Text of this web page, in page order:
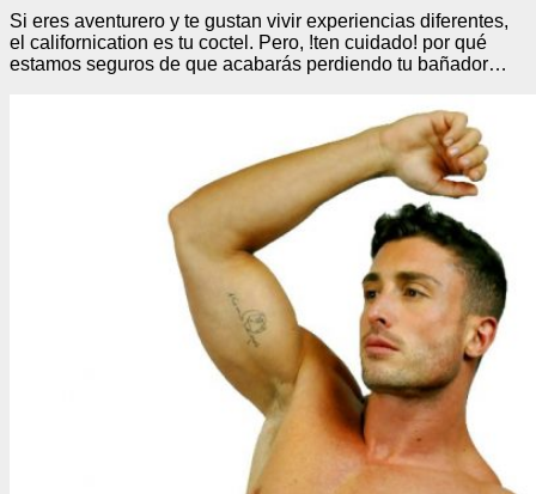
Si eres aventurero y te gustan vivir experiencias diferentes,
el californication es tu coctel. Pero, !ten cuidado! por qué
estamos seguros de que acabarás perdiendo tu bañador…